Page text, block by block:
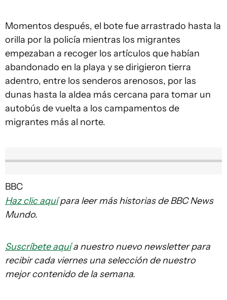
Momentos después, el bote fue arrastrado hasta la
orilla por la policía mientras los migrantes
empezaban a recoger los artículos que habían
abandonado en la playa y se dirigieron tierra
adentro, entre los senderos arenosos, por las
dunas hasta la aldea más cercana para tomar un
autobús de vuelta a los campamentos de
migrantes más al norte.
BBC
Haz clic aquípara leer más historias de BBC News
Mundo.
Suscríbete aquía nuestro nuevo newsletter para
recibir cada viernes una selección de nuestro
mejor contenido de la semana.